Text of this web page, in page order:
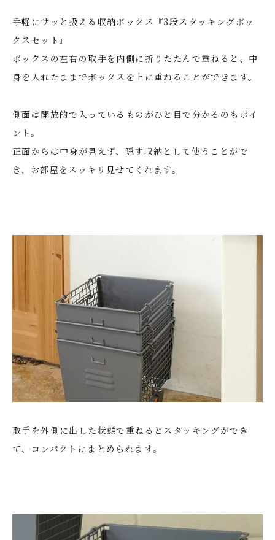
手軽にサッと扱える収納ボックス『3段スタッキングボッ
クスセット』
ボックスの左右の取手を内側に折りたたんで重ねると、中
身を入れたままでボックスを上に重ねることができます。
側面は開放的で入っているものがひと目で分かるのもポイ
ント。
正面からは中身が見えず、隠す収納として使うことがで
き、お部屋をスッキリ見せてくれます。
取手を外側に出した状態で重ねるとスタッキングができ
て、コンパクトにまとめられます。